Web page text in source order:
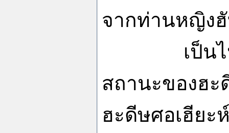
จากท่านหญิง
เป็นไปได้
สถานะของฮะ
ฮะดีษศอเฮีย